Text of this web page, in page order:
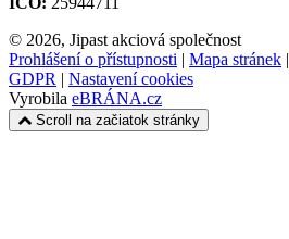
© 2026, Jipast akciová společnost
Prohlášení o přístupnosti | Mapa stránek |
GDPR | Nastavení cookies
Vyrobila eBRÁNA.cz
Scroll na začiatok stránky